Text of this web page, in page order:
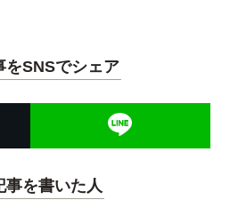
をSNSでシェア
事を書いた人